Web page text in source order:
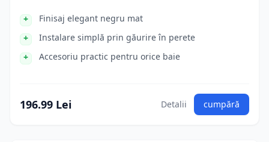
Finisaj elegant negru mat
Instalare simplă prin găurire în perete
Accesoriu practic pentru orice baie
196.99 Lei Detalii cumpără